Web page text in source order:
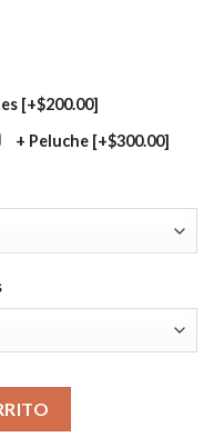
[+$200.00]
+ Peluche [+$300.00]